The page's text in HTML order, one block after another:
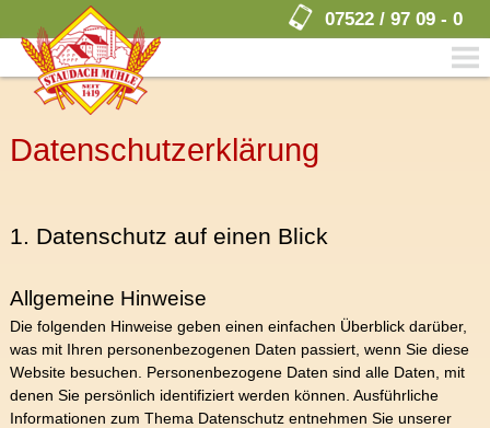
07522 / 97 09 - 0
menu
Datenschutz­erklärung
1. Datenschutz auf einen Blick
Allgemeine Hinweise
Die folgenden Hinweise geben einen einfachen Überblick darüber,
was mit Ihren personenbezogenen Daten passiert, wenn Sie diese
Website besuchen. Personenbezogene Daten sind alle Daten, mit
denen Sie persönlich identifiziert werden können. Ausführliche
Informationen zum Thema Datenschutz entnehmen Sie unserer